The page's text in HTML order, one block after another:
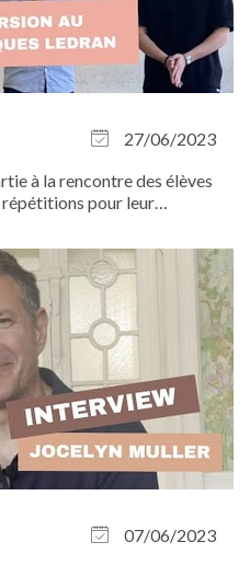
27/06/2023
à la rencontre des élèves
répétitions pour leur
07/06/2023